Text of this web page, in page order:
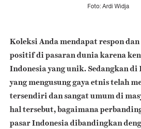
Foto: Ardi Widja
Koleksi Anda mendapat respon
positif di pasaran dunia karena
Indonesia yang unik. Sedangkan di
yang mengusung gaya etnis telah
tersendiri dan sangat umum di
hal tersebut, bagaimana
pasar Indonesia dibandingkan